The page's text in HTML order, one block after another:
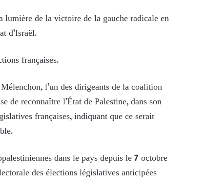
de la victoire de la gauche radicale en
d’Israël.
françaises.
l’un des dirigeants de la coalition
de reconnaître l’État de Palestine, dans son
françaises, indiquant que ce serait
dans le pays depuis le 7 octobre
des élections législatives anticipées